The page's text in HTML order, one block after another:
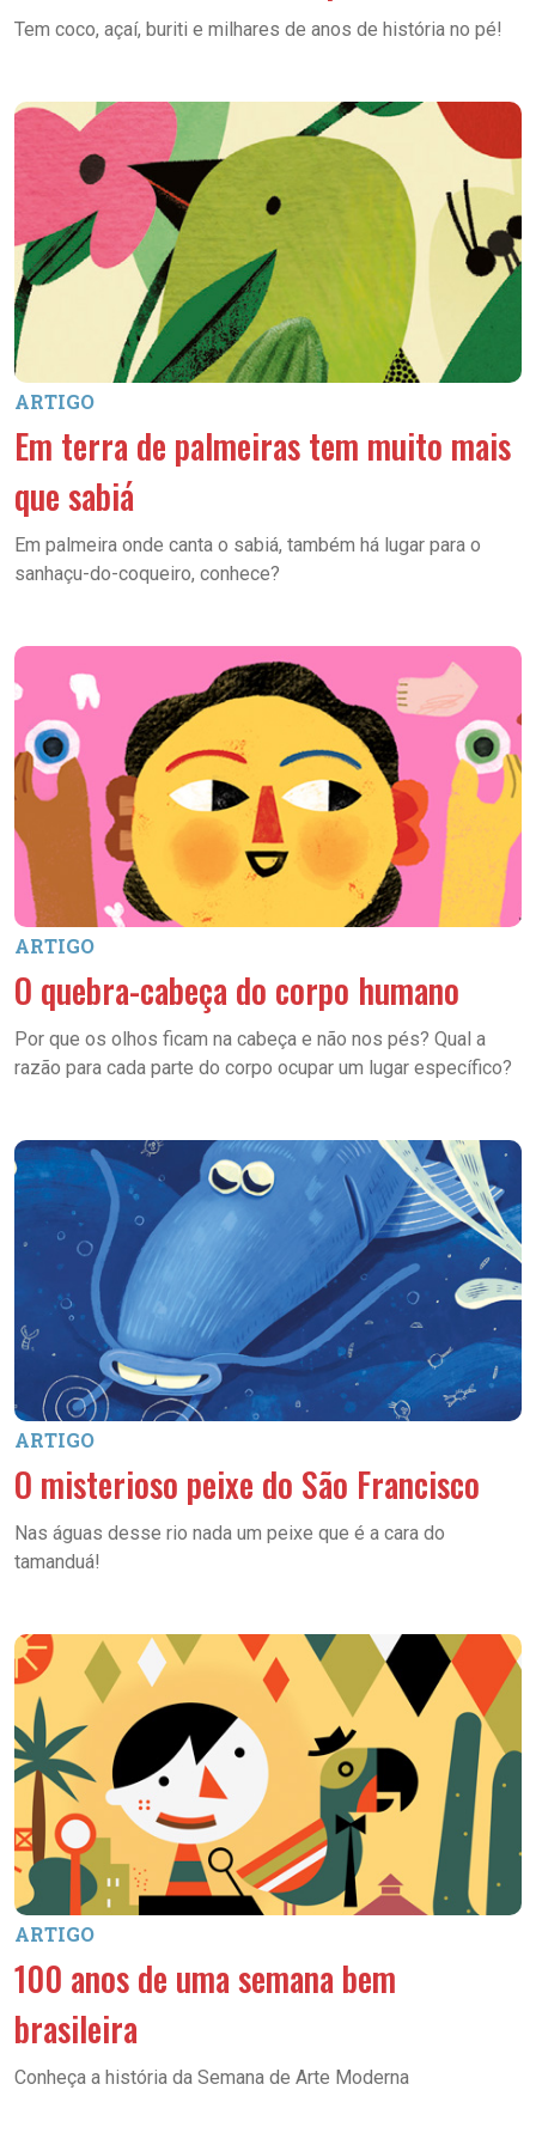
Tem coco, açaí, buriti e milhares de anos de história no pé!
ARTIGO
Em terra de palmeiras tem muito mais
que sabiá
Em palmeira onde canta o sabiá, também há lugar para o
sanhaçu-do-coqueiro, conhece?
ARTIGO
O quebra-cabeça do corpo humano
Por que os olhos ficam na cabeça e não nos pés? Qual a
razão para cada parte do corpo ocupar um lugar específico?
ARTIGO
O misterioso peixe do São Francisco
Nas águas desse rio nada um peixe que é a cara do
tamanduá!
ARTIGO
100 anos de uma semana bem
brasileira
Conheça a história da Semana de Arte Moderna